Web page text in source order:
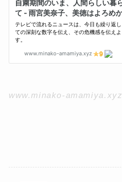
www.minako-amamiya.xyz